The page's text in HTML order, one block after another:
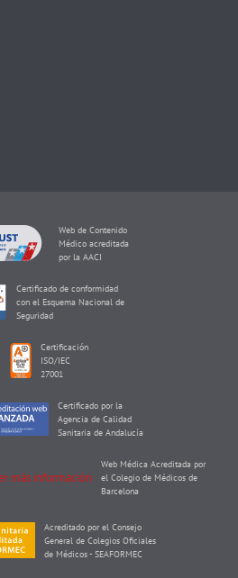
Web de Contenido
Médico acreditada
por la AACI
Certificado de conformidad
con el Esquema Nacional de
Seguridad
Certificación
ISO/IEC
27001
Certificado por la
Agencia de Calidad
Sanitaria de Andalucía
Web Médica Acreditada por
el Colegio de Médicos de
Barcelona
Acreditado por el Consejo
General de Colegios Oficiales
de Médicos - SEAFORMEC